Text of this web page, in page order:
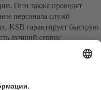
Они также проводят
персонала служб
KSB гарантирует быструю
лучший сервис